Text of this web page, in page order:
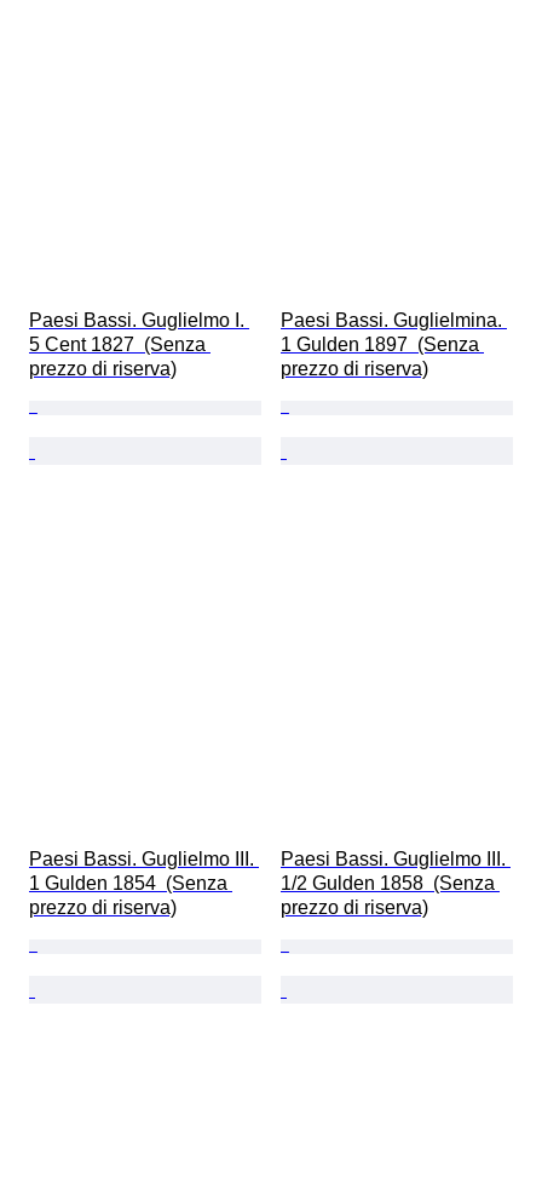
Paesi Bassi. Guglielmo I.
5 Cent 1827  (Senza
prezzo di riserva)
Paesi Bassi. Guglielmina.
1 Gulden 1897  (Senza
prezzo di riserva)
Paesi Bassi. Guglielmo III.
1 Gulden 1854  (Senza
prezzo di riserva)
Paesi Bassi. Guglielmo III.
1/2 Gulden 1858  (Senza
prezzo di riserva)